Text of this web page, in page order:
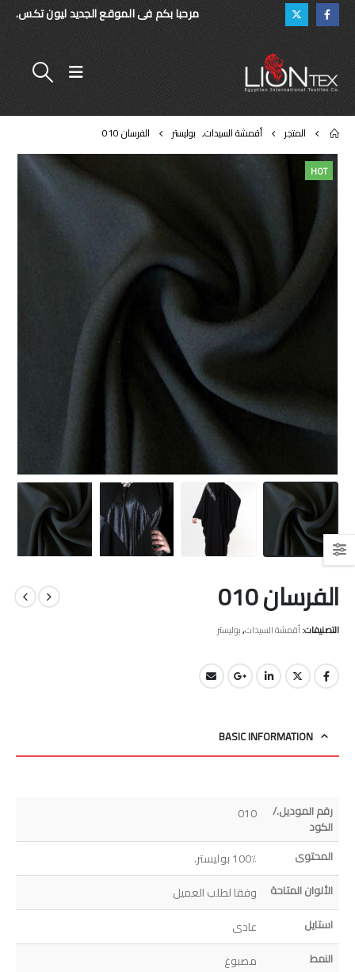
مرحبا بكم فى الموقع الجديد ليون تكس.
المتجر أقمشة السيدات, بوليستر الفرسان 010
HOT
الفرسان 010
التصنيفات:أقمشة السيدات,بوليستر
BASIC INFORMATION
رقم الموديل./
الكود
010
المحتوى 100٪ بوليستر.
الألوان المتاحة وفقا لطلب العميل
استايل عادى
النمط مصبوغ